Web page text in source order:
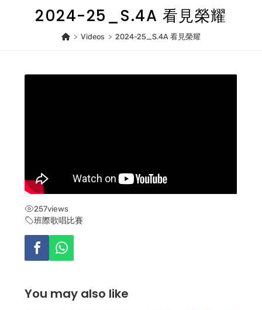
2024-25_S.4A 看見榮耀
> Videos > 2024-25_S.4A 看見榮耀
257views
班際歌唱比賽
You may also like